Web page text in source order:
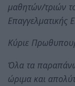
μαθητών/τριών
Επαγγελματικής
Κύριε
Όλα τα παραπάνω
ώριμα και